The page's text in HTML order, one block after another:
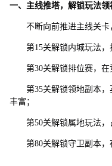
一、主线推塔，解锁玩法领
不断向前推进主线关卡
第15关解锁内城玩法，
第30关解锁排位赛，在
第35关解锁领地副本，
丰富；
第50关解锁属地玩法，
第80关解锁守卫副本，